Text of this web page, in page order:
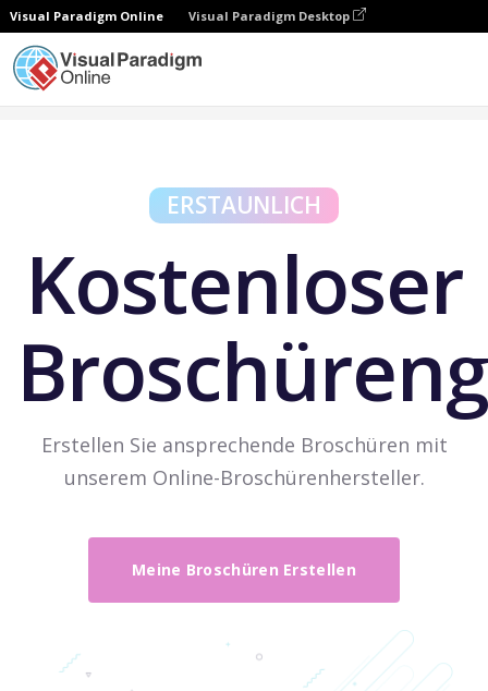
Visual Paradigm Online Visual Paradigm Desktop
ERSTAUNLICH
Kostenloser
Erstellen Sie ansprechende Broschüren mit
unserem Online-Broschürenhersteller.
Meine Broschüren Erstellen